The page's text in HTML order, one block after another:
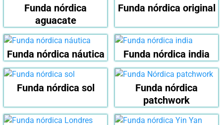
Funda nórdica
aguacate
Funda nórdica original
Funda nórdica náutica Funda nórdica india
Funda nórdica sol
Funda nórdica
patchwork